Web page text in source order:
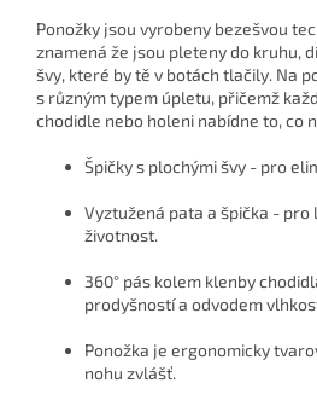
Ponožky jsou vyrobeny bezešvou
znamená že jsou pleteny do kruhu,
švy, které by tě v botách tlačily. Na
s různým typem úpletu, přičemž
chodidle nebo holeni nabídne to, co
Špičky s plochými švy - pro
Vyztužená pata a špička - pro
životnost.
360° pás kolem klenby
prodyšností a odvodem
Ponožka je ergonomicky
nohu zvlášť.